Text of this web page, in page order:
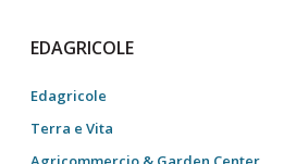
EDAGRICOLE
Edagricole
Terra e Vita